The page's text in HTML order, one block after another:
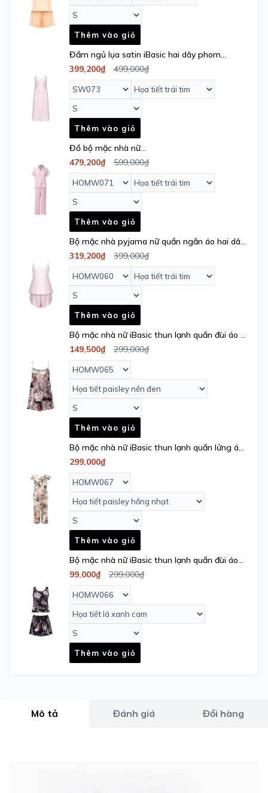
Thêm vào giỏ
Đầm ngủ lụa satin iBasic hai dây phom
suông dài họa tiết Love - SW073
399,200₫ 499,000₫
Thêm vào giỏ
Đồ bộ mặc nhà nữ
pyjama iBasic lụa satin áo tay ngắn quần dài
họa tiết Love – HOMW071
479,200₫ 599,000₫
Thêm vào giỏ
Bộ mặc nhà pyjama nữ quần ngắn áo hai dây
họa tiết Love – HOMW060
319,200₫ 399,000₫
Thêm vào giỏ
Bộ mặc nhà nữ iBasic thun lạnh quần đùi áo 2
dây – HOMW065
149,500₫ 299,000₫
Thêm vào giỏ
Bộ mặc nhà nữ iBasic thun lạnh quần lửng áo
tay cánh tiên - HOMW067
299,000₫
Thêm vào giỏ
Bộ mặc nhà nữ iBasic thun lạnh quần đùi áo
sát nách - HOMW066
99,000₫ 299,000₫
Thêm vào giỏ
Mô tả Đánh giá Đổi hàng